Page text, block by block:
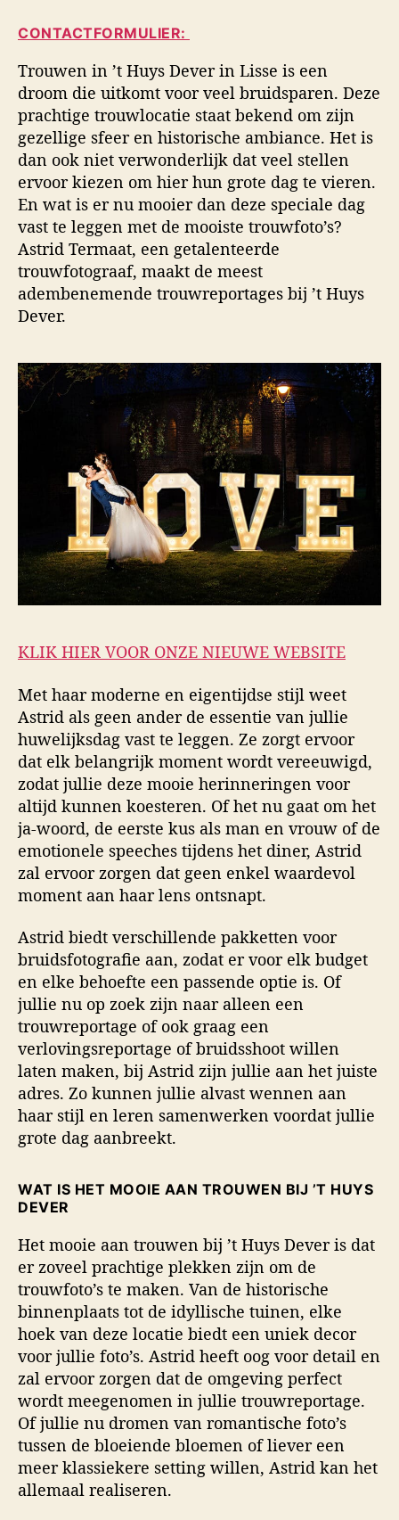
d
s
f
o
t
o
g
r
a
f
i
e
u
e
u
r
u
m
CONTACTFORMULIER:
Trouwen in ’t Huys Dever in Lisse is een
droom die uitkomt voor veel bruidsparen. Deze
prachtige trouwlocatie staat bekend om zijn
gezellige sfeer en historische ambiance. Het is
dan ook niet verwonderlijk dat veel stellen
ervoor kiezen om hier hun grote dag te vieren.
En wat is er nu mooier dan deze speciale dag
vast te leggen met de mooiste trouwfoto’s?
Astrid Termaat, een getalenteerde
trouwfotograaf, maakt de meest
adembenemende trouwreportages bij ’t Huys
Dever.
KLIK HIER VOOR ONZE NIEUWE WEBSITE
Met haar moderne en eigentijdse stijl weet
Astrid als geen ander de essentie van jullie
huwelijksdag vast te leggen. Ze zorgt ervoor
dat elk belangrijk moment wordt vereeuwigd,
zodat jullie deze mooie herinneringen voor
altijd kunnen koesteren. Of het nu gaat om het
ja-woord, de eerste kus als man en vrouw of de
emotionele speeches tijdens het diner, Astrid
zal ervoor zorgen dat geen enkel waardevol
moment aan haar lens ontsnapt.
Astrid biedt verschillende pakketten voor
bruidsfotografie aan, zodat er voor elk budget
en elke behoefte een passende optie is. Of
jullie nu op zoek zijn naar alleen een
trouwreportage of ook graag een
verlovingsreportage of bruidsshoot willen
laten maken, bij Astrid zijn jullie aan het juiste
adres. Zo kunnen jullie alvast wennen aan
haar stijl en leren samenwerken voordat jullie
grote dag aanbreekt.
WAT IS HET MOOIE AAN TROUWEN BIJ ’T HUYS
DEVER
Het mooie aan trouwen bij ’t Huys Dever is dat
er zoveel prachtige plekken zijn om de
trouwfoto’s te maken. Van de historische
binnenplaats tot de idyllische tuinen, elke
hoek van deze locatie biedt een uniek decor
voor jullie foto’s. Astrid heeft oog voor detail en
zal ervoor zorgen dat de omgeving perfect
wordt meegenomen in jullie trouwreportage.
Of jullie nu dromen van romantische foto’s
tussen de bloeiende bloemen of liever een
meer klassiekere setting willen, Astrid kan het
allemaal realiseren.